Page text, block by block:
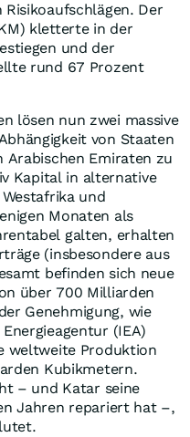
Der
kletterte in der
und der
rund 67 Prozent
lösen nun zwei massive
von Staaten
Arabischen Emiraten zu
Kapital in alternative
und
Monaten als
galten, erhalten
(insbesondere aus
befinden sich neue
über 700 Milliarden
Genehmigung, wie
(IEA)
weltweite Produktion
Kubikmetern.
– und Katar seine
Jahren repariert hat –,